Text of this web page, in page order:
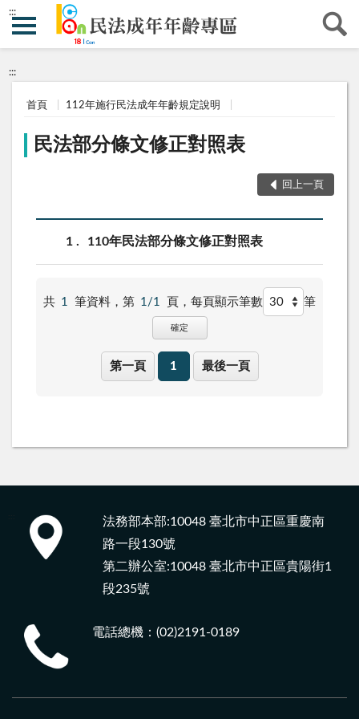
:::
:::
首頁 112年施行民法成年年齡規定說明
民法部分條文修正對照表
回上一頁
1 110年民法部分條文修正對照表
共 1 筆資料，第 1/1 頁， 每頁顯示筆數 筆
確定
第一頁 1 最後一頁
法務部本部:10048 臺北市中正區重慶南
路一段130號
第二辦公室:10048 臺北市中正區貴陽街1
段235號
電話總機：(02)2191-0189